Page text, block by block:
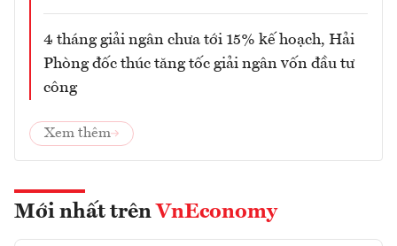
4 tháng giải ngân chưa tới 15% kế hoạch, Hải
Phòng đốc thúc tăng tốc giải ngân vốn đầu tư
công
Xem thêm
Mới nhất trên VnEconomy